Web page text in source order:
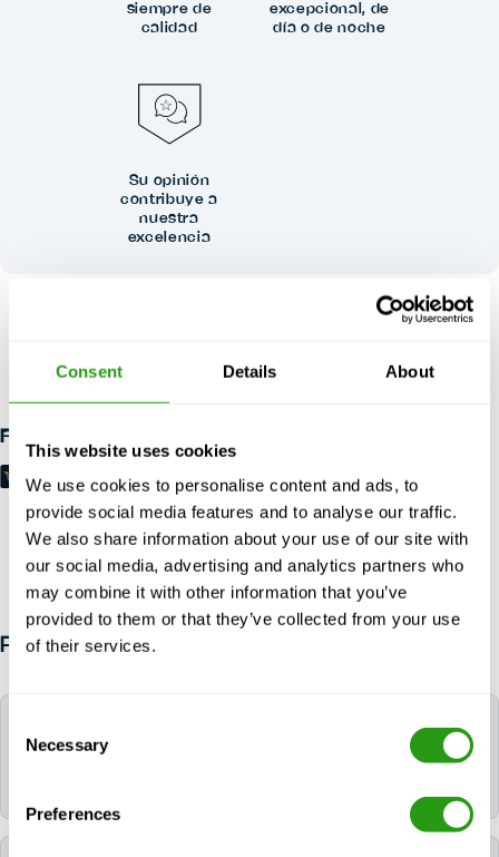
Consent Details About
This website uses cookies
We use cookies to personalise content and ads, to
provide social media features and to analyse our traffic.
We also share information about your use of our site with
our social media, advertising and analytics partners who
may combine it with other information that you’ve
provided to them or that they’ve collected from your use
of their services.
Selection
Necessary
Preferences
necesario.
Formas de pago
siempre de
calidad
excepcional, de
día o de noche
Su opinión
contribuye a
nuestra
excelencia
PREGUNTAS FRECUENTES